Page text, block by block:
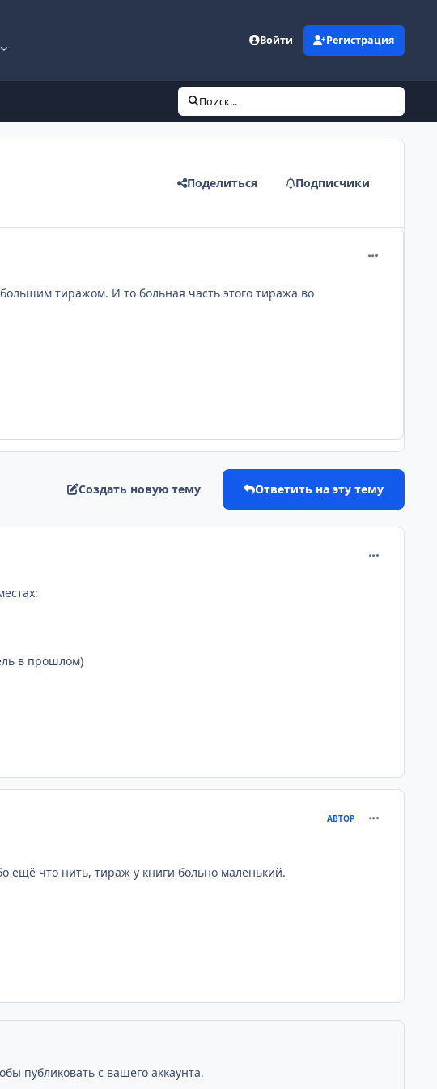
Войти Регистрация
Поиск...
Поделиться Подписчики
тиражом. И то больная часть этого тиража во
Создать новую тему Ответить на эту тему
в прошлом)
АВТОР
ещё что нить, тираж у книги больно маленький.
публиковать с вашего аккаунта.